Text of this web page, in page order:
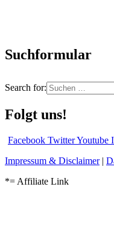
Suchformular
Search for:
Folgt uns!
Facebook TwitterYoutube
Impressum & Disclaimer|
*= Affiliate Link